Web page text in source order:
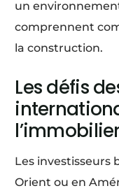
un
comprennent
la construction.
Les défis
Les investisseurs
Orient ou en